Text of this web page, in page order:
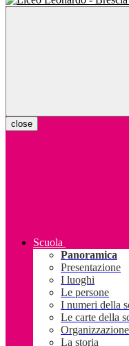
close
Scuola
Panoramica
Presentazione
I luoghi
Le persone
I numeri della
Le carte della
Organizzazione
La storia